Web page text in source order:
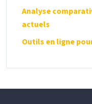
Analyse
actuels
Outils en ligne